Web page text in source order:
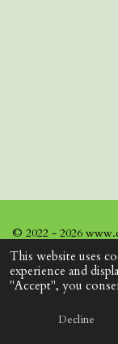
This website uses
experience and
"Accept", you
Decline
© 2022 - 2026
Email